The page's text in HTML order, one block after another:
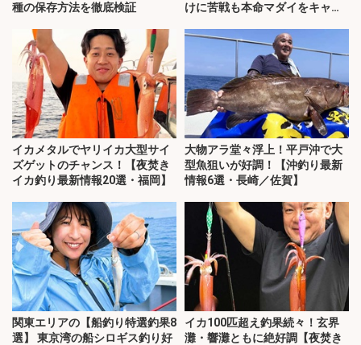
種の保存方法を徹底検証
けに苦戦も本命マダイをキャッ
イカメタルでヤリイカ大型サイ
ズゲットのチャンス！【夜焚き
イカ釣り最新情報20選・福岡】
大物アラ堂々浮上！平戸沖で大
型魚狙いが好調！【沖釣り最新
情報6選・長崎／佐賀】
関東エリアの【船釣り特選釣果8
選】 東京湾の船シロギス釣り好
イカ100匹超え釣果続々！玄界
灘・響灘ともに絶好調【夜焚き